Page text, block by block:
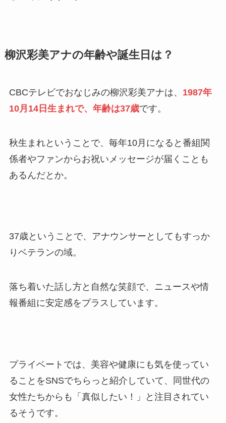
柳沢彩美アナの年齢や誕生日は？
CBCテレビでおなじみの柳沢彩美アナは、 1987年
10月14日生まれで、年齢は37歳です。
秋生まれということで、毎年10月になると番組関
係者やファンからお祝いメッセージが届くことも
あるんだとか。
37歳ということで、アナウンサーとしてもすっか
りベテランの域。
落ち着いた話し方と自然な笑顔で、ニュースや情
報番組に安定感をプラスしています。
プライベートでは、美容や健康にも気を使ってい
ることをSNSでちらっと紹介していて、同世代の
女性たちからも「真似したい！」と注目されてい
るそうです。